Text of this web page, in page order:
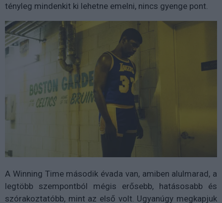
tényleg mindenkit ki lehetne emelni, nincs gyenge pont.
A Winning Time második évada van, amiben alulmarad, a
legtöbb szempontból mégis erősebb, hatásosabb és
szórakoztatóbb, mint az első volt. Ugyanúgy megkapjuk